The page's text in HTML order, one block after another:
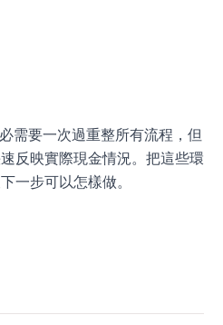
需要一次過重整所有流程，但
反映實際現金情況。把這些環
一步可以怎樣做。